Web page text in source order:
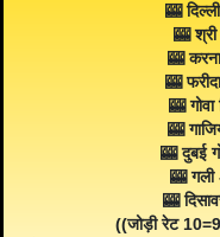
🎰
🎰
🎰
🎰
🎰
🎰
🎰 दुबई
🎰
🎰
((जोड़ी रेट